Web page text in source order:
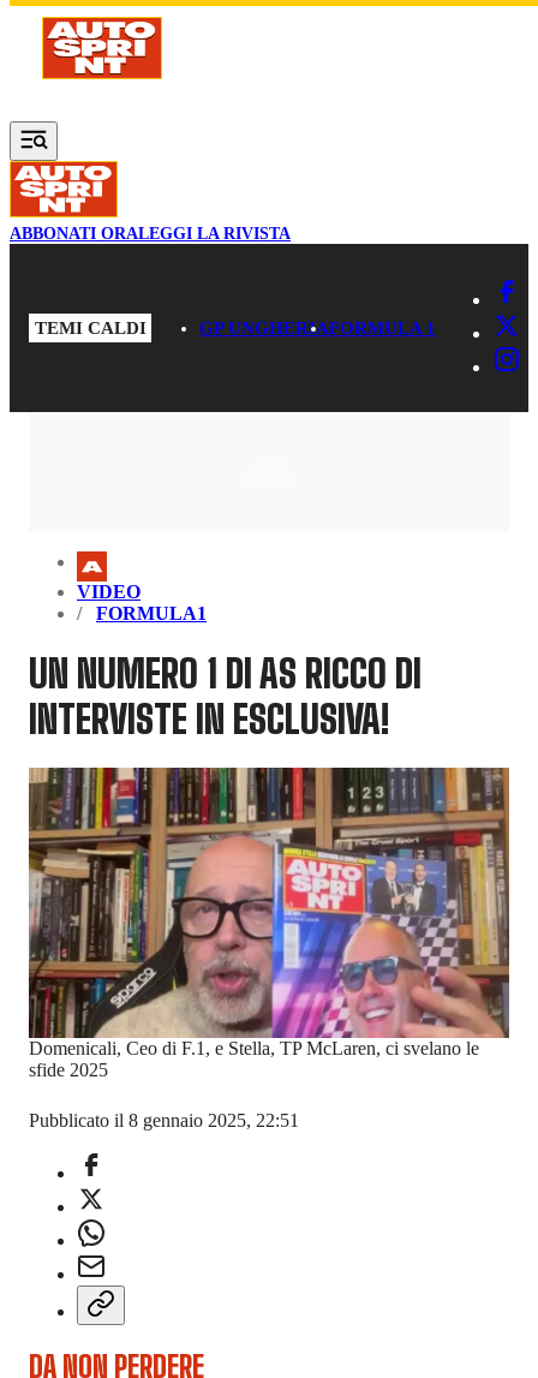
Vai al contenuto principale
ABBONATI ORALEGGI LA RIVISTA
TEMI CALDI GP UNGHERIAFORMULA 1
VIDEO
FORMULA1
UN NUMERO 1 DI AS RICCO DI
INTERVISTE IN ESCLUSIVA!
Domenicali, Ceo di F.1, e Stella, TP McLaren, ci svelano le
sfide 2025
Pubblicato il 8 gennaio 2025, 22:51
DA NON PERDERE